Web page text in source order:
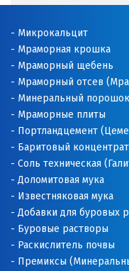
Микрокальцит
Мраморная крошка
Мраморный щебень
Мраморный отсев
Минеральный порошок
Мраморные плиты
Портландцемент
Баритовый
Соль техническая
Доломитовая мука
Известняковая мука
Добавки для буровых
Буровые растворы
Раскислитель почвы
Премиксы